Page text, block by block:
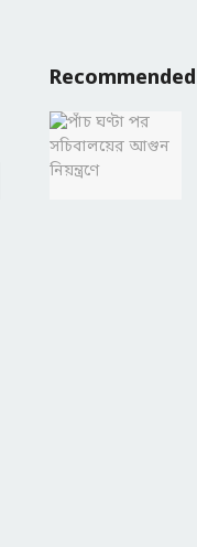
Recommended